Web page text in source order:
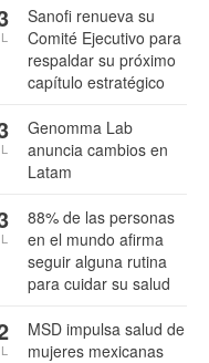
Sanofi renueva su
Comité Ejecutivo para
respaldar su próximo
capítulo estratégico
Genomma Lab
anuncia cambios en
Latam
88% de las personas
en el mundo afirma
seguir alguna rutina
para cuidar su salud
MSD impulsa salud de
mujeres mexicanas